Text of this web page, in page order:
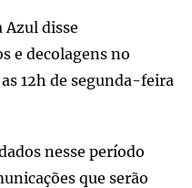
Azul disse
e decolagens no
12h de segunda-feira
nesse período
que serão